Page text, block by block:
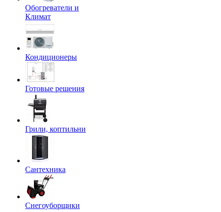
Обогреватели и
Климат
Кондиционеры
Готовые решения
Грили, коптильни
Сантехника
Снегоуборщики